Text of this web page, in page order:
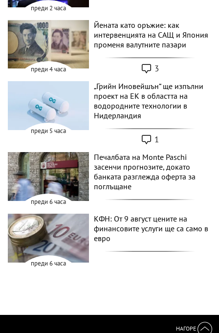
преди 2 часа
преди 4 часа
Йената като оръжие: как
интервенцията на САЩ и Япония
променя валутните пазари
3
преди 5 часа
„Грийн Иновейшън“ ще изпълни
проект на ЕК в областта на
водородните технологии в
Нидерландия
1
преди 6 часа
Печалбата на Monte Paschi
засенчи прогнозите, докато
банката разглежда оферта за
поглъщане
преди 6 часа
КФН: От 9 август цените на
финансовите услуги ще са само в
евро
НАГОРЕ